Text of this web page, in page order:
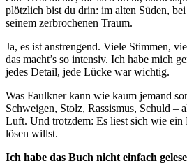
plötzlich bist du drin: im alten Süden,
seinem zerbrochenen Traum.
Ja, es ist anstrengend. Viele Stimmen,
das macht’s so intensiv. Ich habe mich
jedes Detail, jede Lücke war wichtig.
Was Faulkner kann wie kaum jemand
Schweigen, Stolz, Rassismus, Schuld –
Luft. Und trotzdem: Es liest sich wie ein
lösen willst.
Ich habe das Buch nicht einfach